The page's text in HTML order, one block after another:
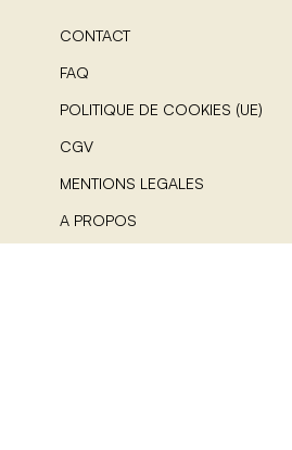
CONTACT
FAQ
POLITIQUE DE COOKIES (UE)
CGV
MENTIONS LEGALES
A PROPOS